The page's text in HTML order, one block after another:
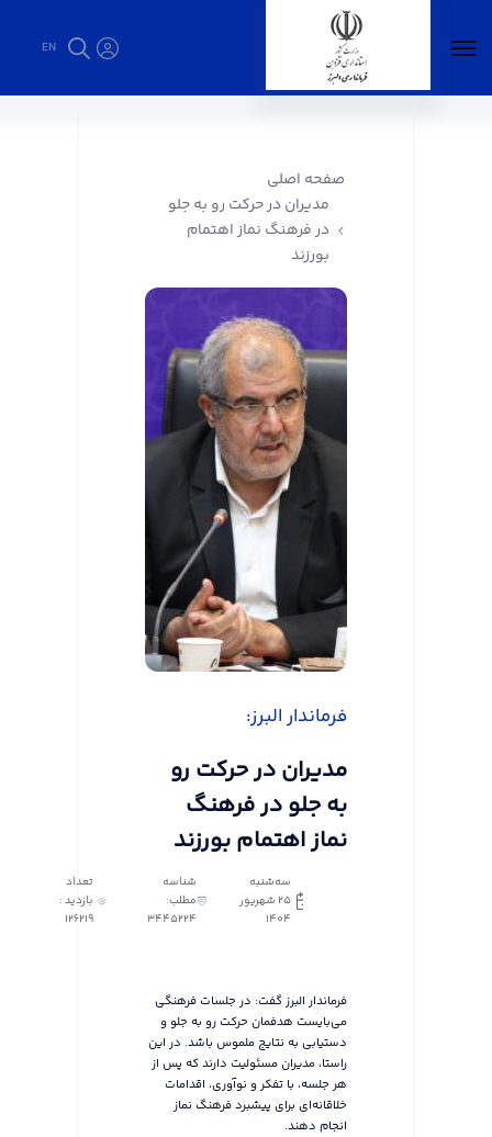
EN
صفحه اصلی
مدیران در حرکت رو به جلو
در فرهنگ نماز اهتمام
بورزند
فرماندار البرز:
مدیران در حرکت رو
به جلو در فرهنگ
نماز اهتمام بورزند
سه‌شنبه
25 شهریور
1404
شناسه
مطلب:
3445224
تعداد
بازدید :
126219
فرماندار البرز گفت: در جلسات فرهنگی
می‌بایست هدفمان حرکت رو به جلو و
دستیابی به نتایج ملموس باشد. در این
راستا، مدیران مسئولیت دارند که پس از
هر جلسه، با تفکر و نوآوری، اقدامات
خلاقانه‌ای برای پیشبرد فرهنگ نماز
انجام دهند.